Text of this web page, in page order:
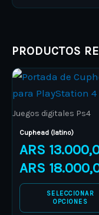
product
PRODUCTOS
Juegos digitales Ps4
Cuphead (latino)
ARS
ARS
SELECCIONAR
OPCIONES
This
product
has
variants.
options
be